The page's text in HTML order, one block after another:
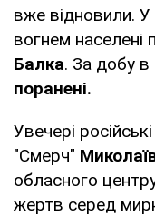
вже відновили. У
вогнем населені
Балка. За добу в
поранені.
Увечері
"Смерч"
обласного
жертв серед